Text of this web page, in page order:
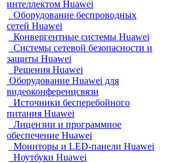
интеллектом Huawei
Оборудование беспроводных
сетей Huawei
Конвергентные системы Huawei
Системы сетевой безопасности и
защиты Huawei
Решения Huawei
Оборудование Huawei для
видеоконференцсвязи
Источники бесперебойного
питания Huawei
Лицензии и программное
обеспечение Huawei
Мониторы и LED-панели Huawei
Ноутбуки Huawei